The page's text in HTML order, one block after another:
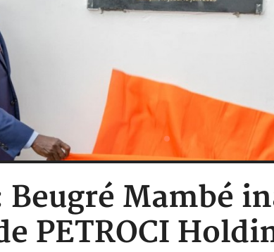
Mambé
PETROCI